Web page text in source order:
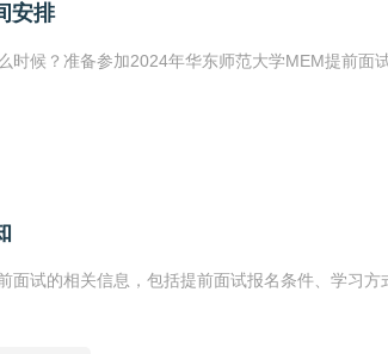
安排
时候？准备参加2024年华东师范大学MEM提前面
面试的相关信息，包括提前面试报名条件、学习